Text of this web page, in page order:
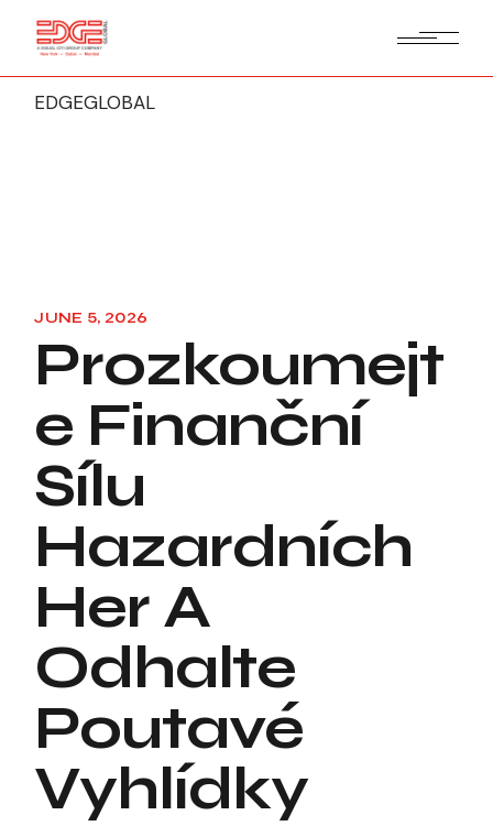
EDGEGLOBAL
JUNE 5, 2026
Prozkoumejt
E Finanční
Sílu
Hazardních
Her A
Odhalte
Poutavé
Vyhlídky